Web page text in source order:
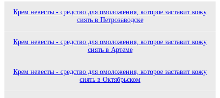
Крем невесты - средство для омоложения, которое заставит кожу
сиять в Петрозаводске
Крем невесты - средство для омоложения, которое заставит кожу
сиять в Артеме
Крем невесты - средство для омоложения, которое заставит кожу
сиять в Октябрьском